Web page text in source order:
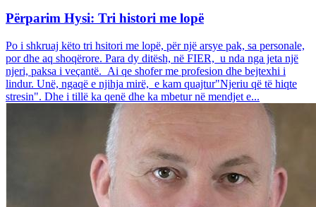
Përparim Hysi: Tri histori me lopë
Po i shkruaj këto tri hsitori me lopë, për një arsye pak, sa personale,
por dhe aq shoqërore. Para dy ditësh, në FIER, u nda nga jeta një
njeri, paksa i veçantë. Ai qe shofer me profesion dhe bejtexhi i
lindur. Unë, ngaqë e njihja mirë, e kam quajtur"Njeriu që të hiqte
stresin". Dhe i tillë ka qenë dhe ka mbetur në mendjet e...